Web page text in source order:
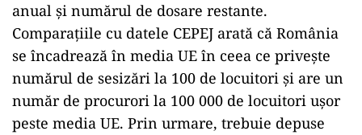
anual și numărul de dosare restante.
Comparațiile cu datele CEPEJ arată că România
se încadrează în media UE în ceea ce privește
numărul de sesizări la 100 de locuitori și are un
număr de procurori la 100 000 de locuitori ușor
peste media UE. Prin urmare, trebuie depuse